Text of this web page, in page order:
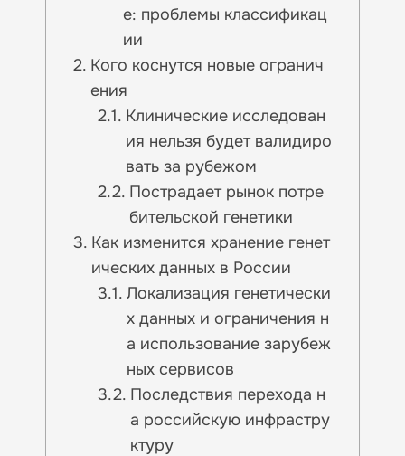
е: проблемы классификац
ии
Кого коснутся новые огранич
ения
Клинические исследован
ия нельзя будет валидиро
вать за рубежом
Пострадает рынок потре
бительской генетики
Как изменится хранение генет
ических данных в России
Локализация генетически
х данных и ограничения н
а использование зарубеж
ных сервисов
Последствия перехода н
а российскую инфрастру
ктуру